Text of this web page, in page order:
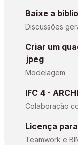
Baixe a
Discussões
Criar um
jpeg
Modelagem
IFC 4 -
Colaboração
Licença
Teamwork e